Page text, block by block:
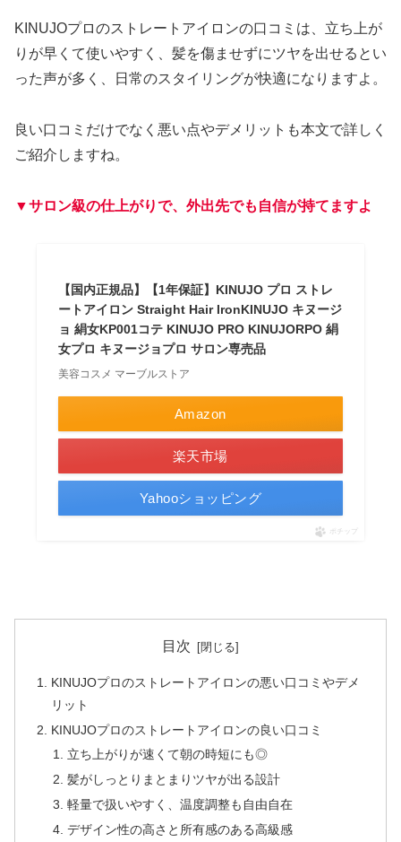
KINUJOプロのストレートアイロンの口コミは、立ち上が
りが早くて使いやすく、髪を傷ませずにツヤを出せるとい
った声が多く、日常のスタイリングが快適になりますよ。
良い口コミだけでなく悪い点やデメリットも本文で詳しく
ご紹介しますね。
▼サロン級の仕上がりで、外出先でも自信が持てますよ
【国内正規品】【1年保証】KINUJO プロ ストレ
ートアイロン Straight Hair IronKINUJO キヌージ
ョ 絹女KP001コテ KINUJO PRO KINUJORPO 絹
女プロ キヌージョプロ サロン専売品
美容コスメ マーブルストア
Amazon
楽天市場
Yahooショッピング
ポチップ
目次
KINUJOプロのストレートアイロンの悪い口コミやデメ
リット
KINUJOプロのストレートアイロンの良い口コミ
立ち上がりが速くて朝の時短にも◎
髪がしっとりまとまりツヤが出る設計
軽量で扱いやすく、温度調整も自由自在
デザイン性の高さと所有感のある高級感